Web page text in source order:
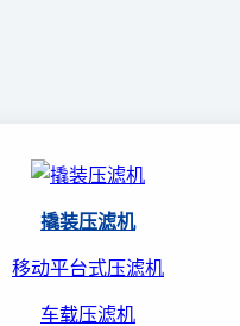
撬装压滤机
移动平台式压滤机
车载压滤机